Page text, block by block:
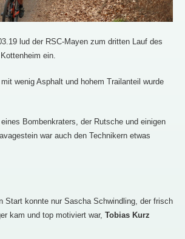
lud der RSC-Mayen zum dritten Lauf des
ein.
wenig Asphalt und hohem Trailanteil wurde
Bombenkraters, der Rutsche und einigen
war auch den Technikern etwas
Start konnte nur Sascha Schwindling, der frisch
kam und top motiviert war, Tobias Kurz